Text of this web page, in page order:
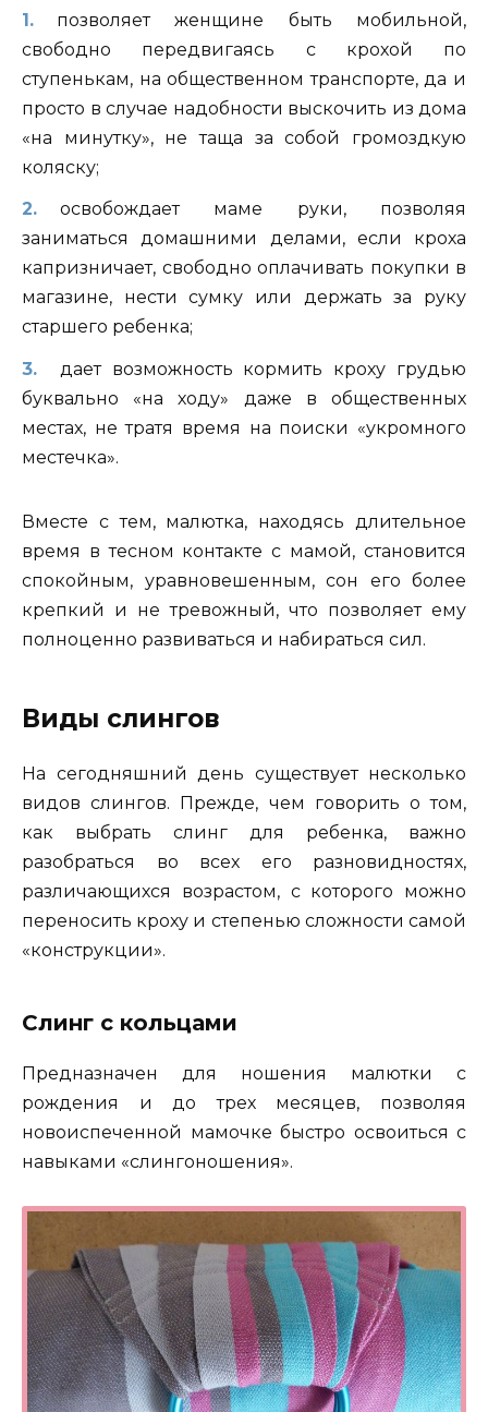
позволяет женщине быть мобильной,
свободно передвигаясь с крохой по
ступенькам, на общественном транспорте, да и
просто в случае надобности выскочить из дома
«на минутку», не таща за собой громоздкую
коляску;
освобождает маме руки, позволяя
заниматься домашними делами, если кроха
капризничает, свободно оплачивать покупки в
магазине, нести сумку или держать за руку
старшего ребенка;
дает возможность кормить кроху грудью
буквально «на ходу» даже в общественных
местах, не тратя время на поиски «укромного
местечка».
Вместе с тем, малютка, находясь длительное
время в тесном контакте с мамой, становится
спокойным, уравновешенным, сон его более
крепкий и не тревожный, что позволяет ему
полноценно развиваться и набираться сил.
Виды слингов
На сегодняшний день существует несколько
видов слингов. Прежде, чем говорить о том,
как выбрать слинг для ребенка, важно
разобраться во всех его разновидностях,
различающихся возрастом, с которого можно
переносить кроху и степенью сложности самой
«конструкции».
Слинг с кольцами
Предназначен для ношения малютки с
рождения и до трех месяцев, позволяя
новоиспеченной мамочке быстро освоиться с
навыками «слингоношения».